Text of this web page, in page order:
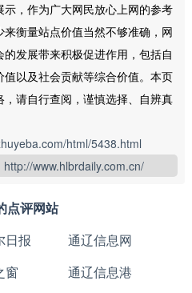
，作为广大网民放心上网的参考
衡量站点价值当然不够准确，网
发展带来积极促进作用，包括自
以及社会贡献等综合价值。本页
请自行查阅，谨慎选择、自辨真
html/5438.html
http://www.hlbrdaily.com.cn/
点评网站
日报
通辽信息网
窗
通辽信息港